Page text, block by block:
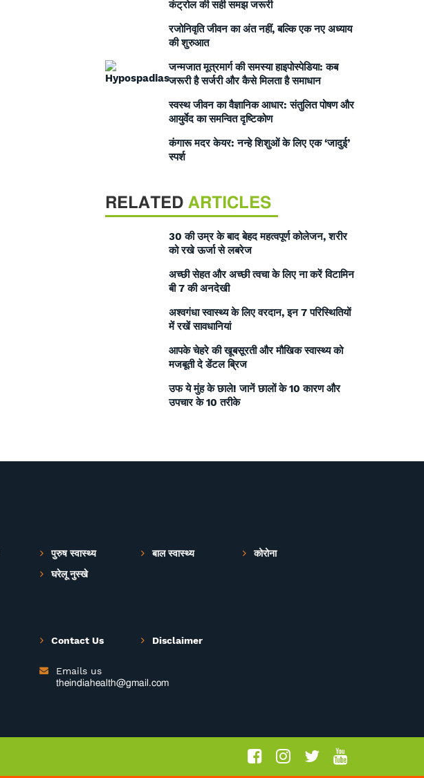
कंट्रोल की सही समझ जरूरी
रजोनिवृति जीवन का अंत नहीं, बल्कि एक नए अध्याय
की शुरुआत
जन्मजात मूत्रमार्ग की समस्या हाइपोस्पेडिया: कब
जरूरी है सर्जरी और कैसे मिलता है समाधान
स्वस्थ जीवन का वैज्ञानिक आधार: संतुलित पोषण और
आयुर्वेद का समन्वित दृष्टिकोण
कंगारू मदर केयर: नन्हे शिशुओं के लिए एक ‘जादुई’
स्पर्श
RELATED ARTICLES
30 की उम्र के बाद बेहद महत्वपूर्ण कोलेजन, शरीर
को रखे ऊर्जा से लबरेज
अच्छी सेहत और अच्छी त्वचा के लिए ना करें विटामिन
बी 7 की अनदेखी
अश्वगंधा स्वास्थ्य के लिए वरदान, इन 7 परिस्थितियों
में रखें सावधानियां
आपके चेहरे की खूबसूरती और मौखिक स्वास्थ्य को
मजबूती दे डेंटल ब्रिज
उफ ये मुंह के छाले! जानें छालों के 10 कारण और
उपचार के 10 तरीके
पुरुष स्वास्थ्य बाल स्वास्थ्य
कोरोना
घरेलू नुस्खे
Contact Us Disclaimer
 Emails us
theindiahealth@gmail.com